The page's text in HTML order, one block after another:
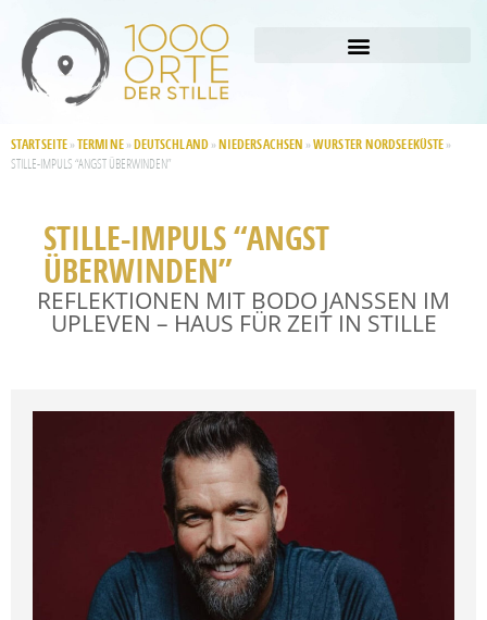
STARTSEITE » TERMINE» DEUTSCHLAND» NIEDERSACHSEN »WURSTER NORDSEEKÜSTE »
STILLE-IMPULS “ANGST ÜBERWINDEN”
STILLE-IMPULS “ANGST
ÜBERWINDEN”
REFLEKTIONEN MIT BODO JANSSEN IM
UPLEVEN – HAUS FÜR ZEIT IN STILLE